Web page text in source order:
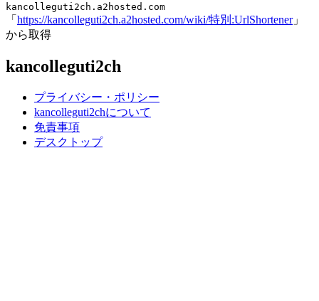
kancolleguti2ch.a2hosted.com
「 https://kancolleguti2ch.a2hosted.com/wiki/特別:UrlShortener」
から取得
kancolleguti2ch
プライバシー・ポリシー
kancolleguti2chについて
免責事項
デスクトップ